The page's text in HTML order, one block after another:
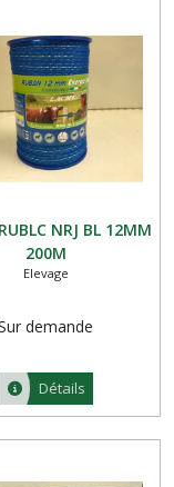
NRJ BL 12MM
200M
Elevage
demande
Détails